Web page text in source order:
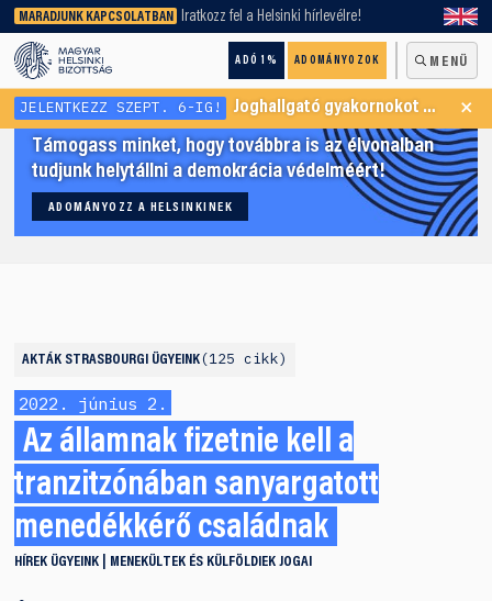
MARADJUNK KAPCSOLATBAN Iratkozz fel a Helsinki hírlevélre!
ADÓ 1% ADOMÁNYOZOK MENÜ
keresőnket!
JELENTKEZZ SZEPT. 6-IG! Joghallgató gyakornokot keresünk Menekültügyi Programunkba ×
Támogass minket, hogy továbbra is az élvonalban
tudjunk helytállni a demokrácia védelméért!
ADOMÁNYOZZ A HELSINKINEK
AKTÁK STRASBOURGI ÜGYEINK 125 cikk
2022. június 2.
Az államnak fizetnie kell a
tranzitzónában sanyargatott
menedékkérő családnak
HÍREK ÜGYEINK MENEKÜLTEK ÉS KÜLFÖLDIEK JOGAI